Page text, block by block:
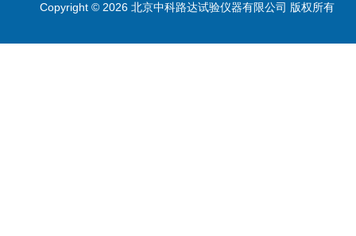
Copyright © 2026 北京中科路达试验仪器有限公司 版权所有